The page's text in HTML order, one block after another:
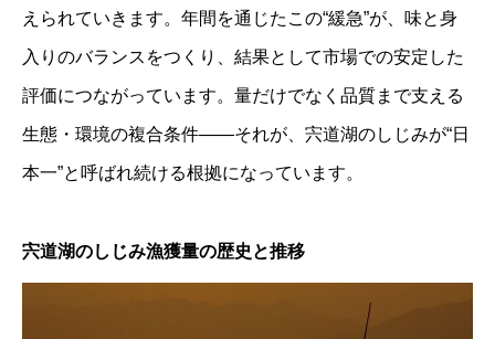
えられていきます。年間を通じたこの“緩急”が、味と身
入りのバランスをつくり、結果として市場での安定した
評価につながっています。量だけでなく品質まで支える
生態・環境の複合条件——それが、宍道湖のしじみが“日
本一”と呼ばれ続ける根拠になっています。
宍道湖のしじみ漁獲量の歴史と推移